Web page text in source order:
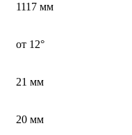
1117 мм
от 12°
21 мм
20 мм